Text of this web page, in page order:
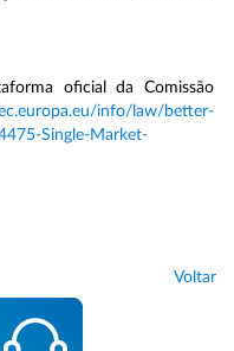
oficial da Comissão
info/law/better-
Single-Market-
Voltar